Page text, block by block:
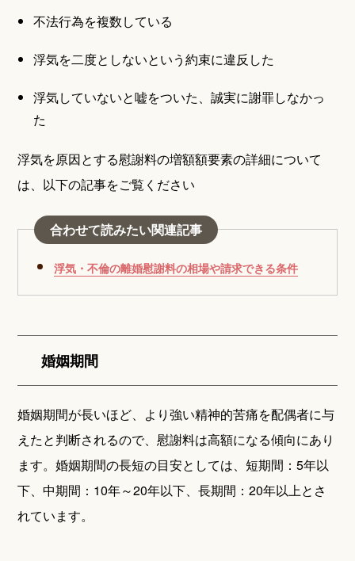
不法行為を複数している
浮気を二度としないという約束に違反した
浮気していないと嘘をついた、誠実に謝罪しなかっ
た
浮気を原因とする慰謝料の増額額要素の詳細について
は、以下の記事をご覧ください
合わせて読みたい関連記事
浮気・不倫の離婚慰謝料の相場や請求できる条件
婚姻期間
婚姻期間が長いほど、より強い精神的苦痛を配偶者に与
えたと判断されるので、慰謝料は高額になる傾向にあり
ます。婚姻期間の長短の目安としては、短期間：5年以
下、中期間：10年～20年以下、長期間：20年以上とさ
れています。